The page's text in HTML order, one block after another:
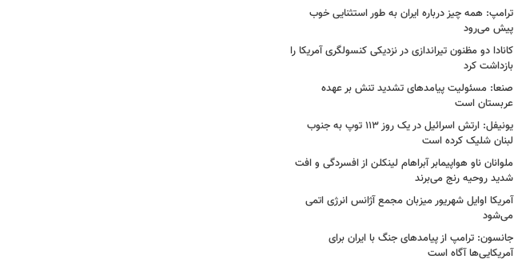
ترامپ: همه چیز درباره ایران به طور استثنایی خوب
پیش می‌رود
کانادا دو مظنون تیراندازی در نزدیکی کنسولگری آمریکا را
بازداشت کرد
صنعا: مسئولیت پیامدهای تشدید تنش بر عهده
عربستان است
یونیفل: ارتش اسرائیل در یک روز ۱۱۳ توپ به جنوب
لبنان شلیک کرده است
ملوانان ناو هواپیمابر آبراهام لینکلن از افسردگی و افت
شدید روحیه رنج می‌برند
آمریکا اوایل شهریور میزبان مجمع آژانس انرژی اتمی
می‌شود
جانسون: ترامپ از پیامدهای جنگ با ایران برای
آمریکایی‌ها آگاه است